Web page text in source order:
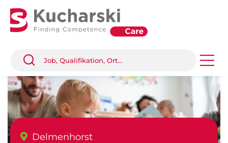
Delmenhorst